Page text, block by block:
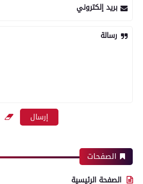
بريد إلكتروني
رسالة
الصفحات
الصفحة الرئيسية